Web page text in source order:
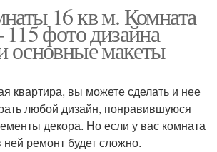
16 кв м. Комната
фото дизайна
основные макеты
квартира, вы можете сделать и нее
любой дизайн, понравившуюся
декора. Но если у вас комната
ней ремонт будет сложно.